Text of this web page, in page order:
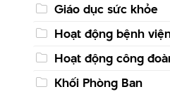
Giáo dục sức khỏe
Hoạt động bệnh
Hoạt động công
Khối Phòng Ban